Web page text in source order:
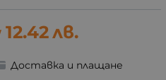
12.42лв.
Доставка и плащане